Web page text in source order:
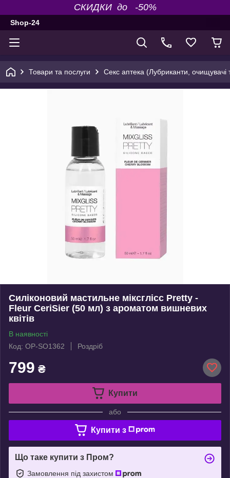
СКИДКИ до -50%
Shop-24
Товари та послуги Секс аптека (Лубриканти, очищувачі
Силіконовий мастильне міксглісс Pretty -
Fleur CeriSier (50 мл) з ароматом вишневих
квітів
В наявності
Код: OP-SO1362
Роздріб
799 ₴
Купити
або
Купити з
Що таке купити з Пром?
Замовлення під захистом